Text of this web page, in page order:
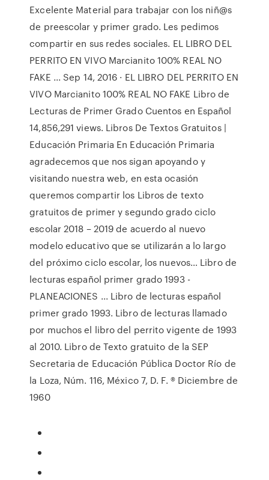
Excelente Material para trabajar con los niñ@s
de preescolar y primer grado. Les pedimos
compartir en sus redes sociales. EL LIBRO DEL
PERRITO EN VIVO Marcianito 100% REAL NO
FAKE ... Sep 14, 2016 · EL LIBRO DEL PERRITO EN
VIVO Marcianito 100% REAL NO FAKE Libro de
Lecturas de Primer Grado Cuentos en Español
14,856,291 views. Libros De Textos Gratuitos |
Educación Primaria En Educación Primaria
agradecemos que nos sigan apoyando y
visitando nuestra web, en esta ocasión
queremos compartir los Libros de texto
gratuitos de primer y segundo grado ciclo
escolar 2018 – 2019 de acuerdo al nuevo
modelo educativo que se utilizarán a lo largo
del próximo ciclo escolar, los nuevos… Libro de
lecturas español primer grado 1993 -
PLANEACIONES ... Libro de lecturas español
primer grado 1993. Libro de lecturas llamado
por muchos el libro del perrito vigente de 1993
al 2010. Libro de Texto gratuito de la SEP
Secretaria de Educación Pública Doctor Río de
la Loza, Núm. 116, México 7, D. F. ® Diciembre de
1960